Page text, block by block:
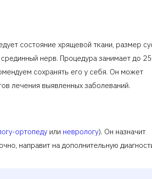
состояние хрящевой ткани, размер
нерв. Процедура занимает до
сохранять его у себя. Он может
лечения выявленных заболеваний.
ортопеду или неврологу). Он назначит
направит на дополнительную